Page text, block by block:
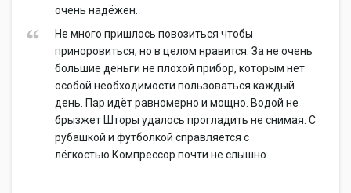
очень надёжен.
Не много пришлось повозиться чтобы
приноровиться, но в целом нравится. За не очень
большие деньги не плохой прибор, которым нет
особой необходимости пользоваться каждый
день. Пар идёт равномерно и мощно. Водой не
брызжет Шторы удалось прогладить не снимая. С
рубашкой и футболкой справляется с
лёгкостью.Компрессор почти не слышно.